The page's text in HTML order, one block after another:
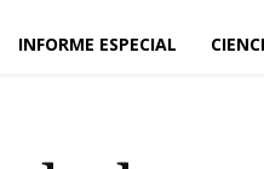
INFORME ESPECIAL